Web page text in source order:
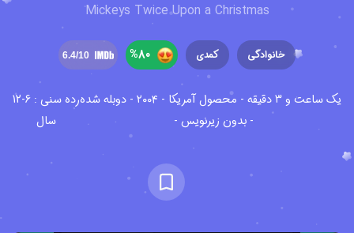
Mickeys Twice Upon a Christmas
خانوادگی کمدی 80
%
6.4/10
یک ساعت و ۳ دقیقه - محصول آمریکا - ۲۰۰۴ - دوبله شده
- بدون زیرنویس -
رده سنی : 6-12
سال